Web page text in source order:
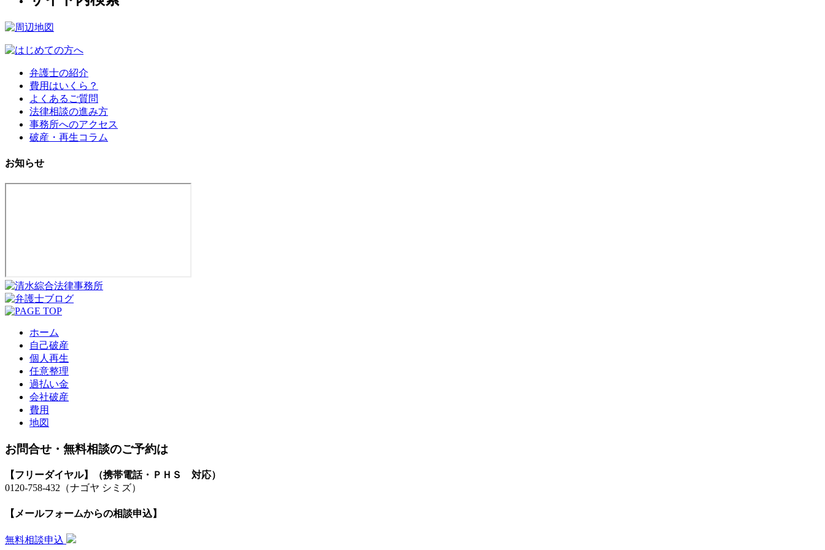
弁護士の紹介
費用はいくら？
よくあるご質問
法律相談の進み方
事務所へのアクセス
破産・再生コラム
お知らせ
ホーム
自己破産
個人再生
任意整理
過払い金
会社破産
費用
地図
お問合せ・無料相談のご予約は
【フリーダイヤル】（携帯電話・ＰＨＳ 対応）
0120-758-432 （ナゴヤ シミズ）
【メールフォームからの相談申込】
無料相談申込